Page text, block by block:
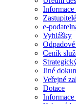
Informace
Zastupitelé
e-
Vyhlášky
Ceník
Jiné
Veřejné
Dotace